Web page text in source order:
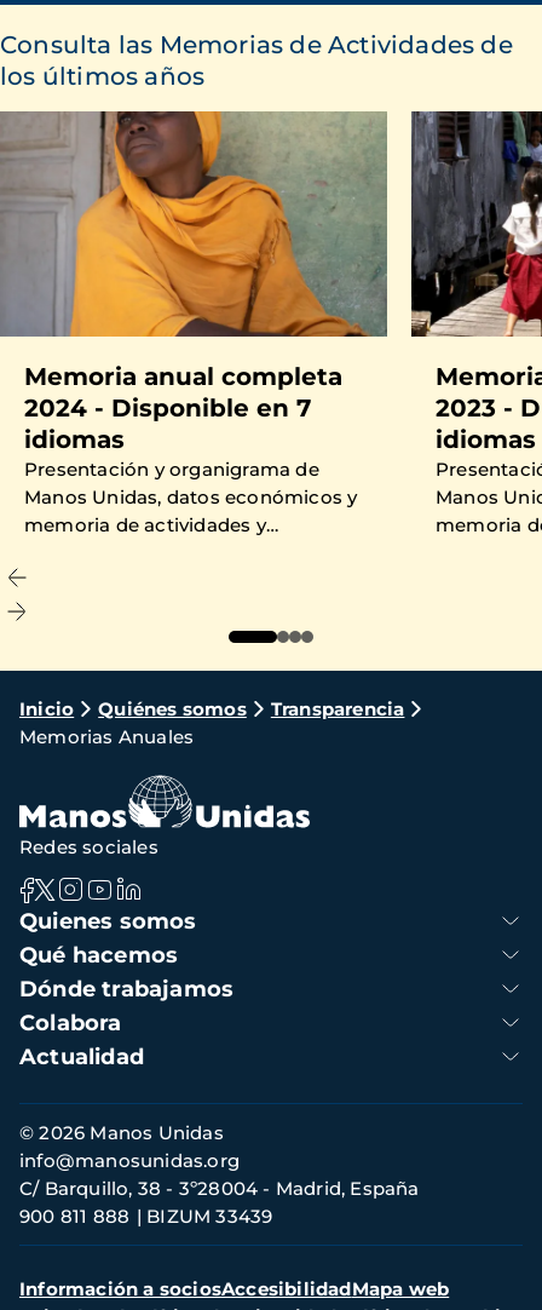
Consulta las Memorias de Actividades de
los últimos años
Memoria anual completa
2024 - Disponible en 7
idiomas
Presentación y organigrama de
Manos Unidas, datos económicos y
memoria de actividades y
2023 -
idiomas
Manos
memoria
Ruta
de
navegación
Inicio Quiénes somos
Transparencia
Memorias Anuales
Navegación
principal
Quienes somos
Qué hacemos
Dónde trabajamos
Colabora
Actualidad
Redes sociales
Información
de
contacto
© 2026 Manos Unidas
C/ Barquillo, 38 - 3º28004 - Madrid, España
900 811 888
BIZUM 33439
info@manosunidas.org
Menú
Información a sociosAccesibilidadMapa web